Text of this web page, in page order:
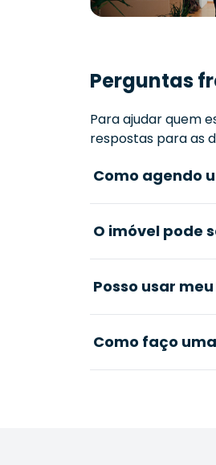
Perguntas
Para ajudar quem
respostas para as
Como agendo
O imóvel pode
Posso usar
Como faço